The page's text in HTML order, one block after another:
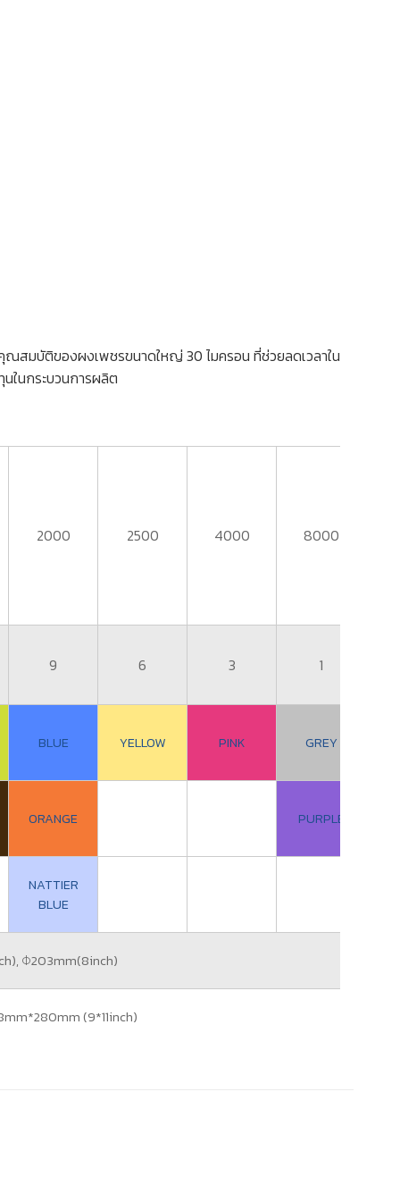
สมบัติของผงเพชรขนาดใหญ่ 30 ไมครอน ที่ช่วยลดเวลาใน
ในกระบวนการผลิต
2000 2500 4000 8000
9 6 3 1
BLUE YELLOW PINK GREY
ORANGE PURPLE
NATTIER
BLUE
Φ203mm(8inch)
(9*11inch)